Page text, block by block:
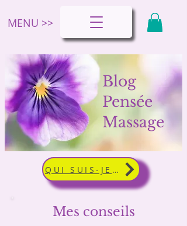
MENU >>
Blog
Pensée
Massage
QUI SUIS-JE ?
Mes conseils